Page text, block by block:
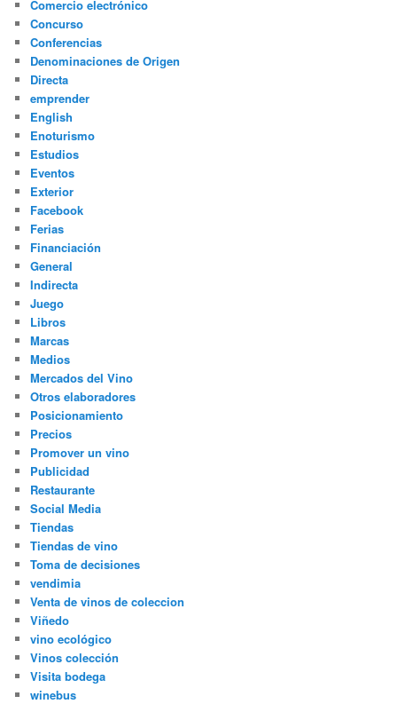
Comercio electrónico
Concurso
Conferencias
Denominaciones de Origen
Directa
emprender
English
Enoturismo
Estudios
Eventos
Exterior
Facebook
Ferias
Financiación
General
Indirecta
Juego
Libros
Marcas
Medios
Mercados del Vino
Otros elaboradores
Posicionamiento
Precios
Promover un vino
Publicidad
Restaurante
Social Media
Tiendas
Tiendas de vino
Toma de decisiones
vendimia
Venta de vinos de coleccion
Viñedo
vino ecológico
Vinos colección
Visita bodega
winebus